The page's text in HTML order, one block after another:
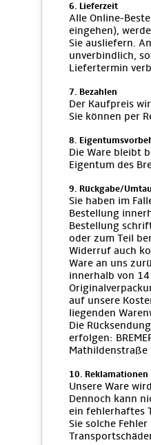
6. Lieferzeit
Alle Online-
eingehen),
Sie ausliefern.
unverbindlich,
Liefertermin
7. Bezahlen
Der Kaufpreis
Sie können per
8.
Die Ware bleibt
Eigentum des
9. Rückgabe/
Sie haben im
Bestellung
Bestellung
oder zum Teil
Widerruf auch
Ware an uns
innerhalb von
auf unsere
liegenden
Die
erfolgen:
Mathildenstraße
10. Reklamationen
Unsere Ware
Dennoch kann
ein fehlerhaftes
Sie solche